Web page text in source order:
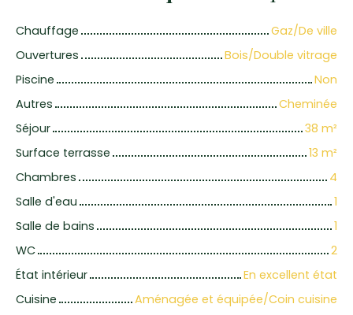
Chauffage
Gaz/De ville
Ouvertures
Bois/Double vitrage
Piscine
Non
Autres
Cheminée
Séjour
38 m²
Surface terrasse
13 m²
Chambres
4
Salle d'eau
1
Salle de bains
1
WC
2
État intérieur
En excellent état
Cuisine
Aménagée et équipée/Coin cuisine